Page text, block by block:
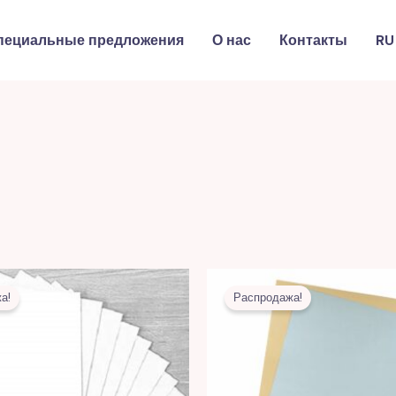
предложения О нас Контакты RU
цена
Текущая
цена:
8,00 MDL.
Распродажа!
цена
составляла
25,00 MDL.
цена:
11,00